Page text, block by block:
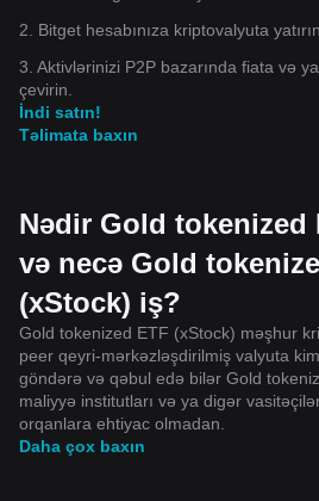
2. Bitget hesabınıza kriptovalyuta yatırın.
3. Aktivlərinizi P2P bazarında fiata və
çevirin.
İndi satın!
Təlimata baxın
Nədir Gold tokenized
və necə Gold
(xStock) iş?
Gold tokenized ETF (xStock) məşhur
peer qeyri-mərkəzləşdirilmiş valyuta
göndərə və qəbul edə bilər Gold
maliyyə institutları və ya digər
orqanlara ehtiyac olmadan.
Daha çox baxın